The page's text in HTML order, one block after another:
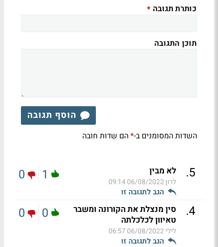
כותרת תגובה *
תוכן התגובה
הוסף תגובה
השדות המסומנים ב-*הם שדות חובה
5
. לא מבין
לרון06/08/2022 09:14
הגב לתגובה זו
1
0
4
.
סין מנצלת את הקורונה ומשבר
טאיוון לכלכלתה
לילי06/08/2022 06:57
הגב לתגובה זו
0
0